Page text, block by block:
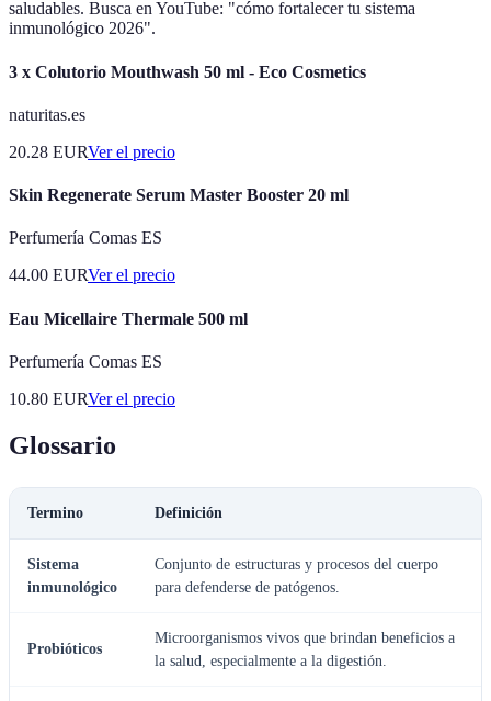
saludables. Busca en YouTube: "cómo fortalecer tu sistema
inmunológico 2026".
3 x Colutorio Mouthwash 50 ml - Eco Cosmetics
naturitas.es
20.28 EURVer el precio
Skin Regenerate Serum Master Booster 20 ml
Perfumería Comas ES
44.00 EURVer el precio
Eau Micellaire Thermale 500 ml
Perfumería Comas ES
10.80 EURVer el precio
Glossario
Termino Definición
Sistema
inmunológico
Conjunto de estructuras y procesos del cuerpo
para defenderse de patógenos.
Probióticos
Microorganismos vivos que brindan beneficios a
la salud, especialmente a la digestión.